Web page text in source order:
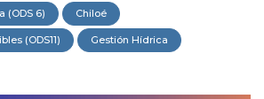
(ODS 6) Chiloé
(ODS11) Gestión Hídrica